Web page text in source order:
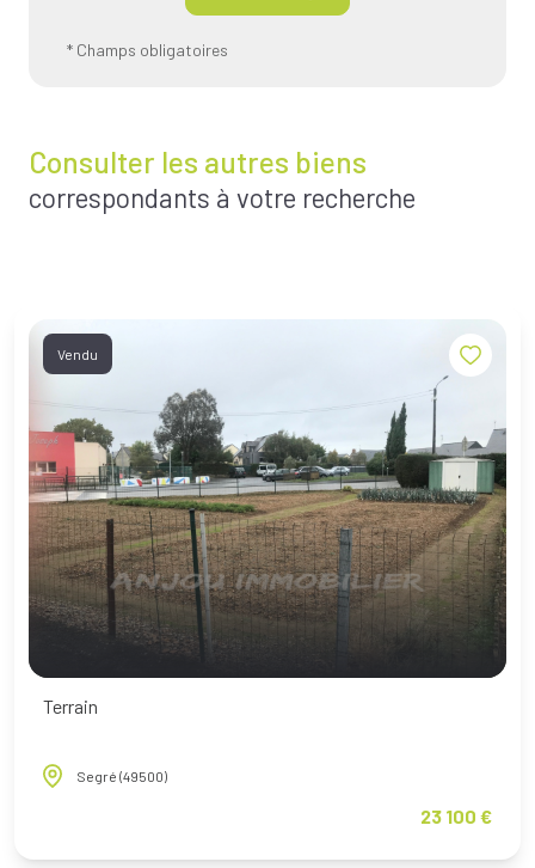
* Champs obligatoires
Consulter les autres biens
correspondants à votre recherche
Vendu
Terrain
Segré (49500)
23 100 €